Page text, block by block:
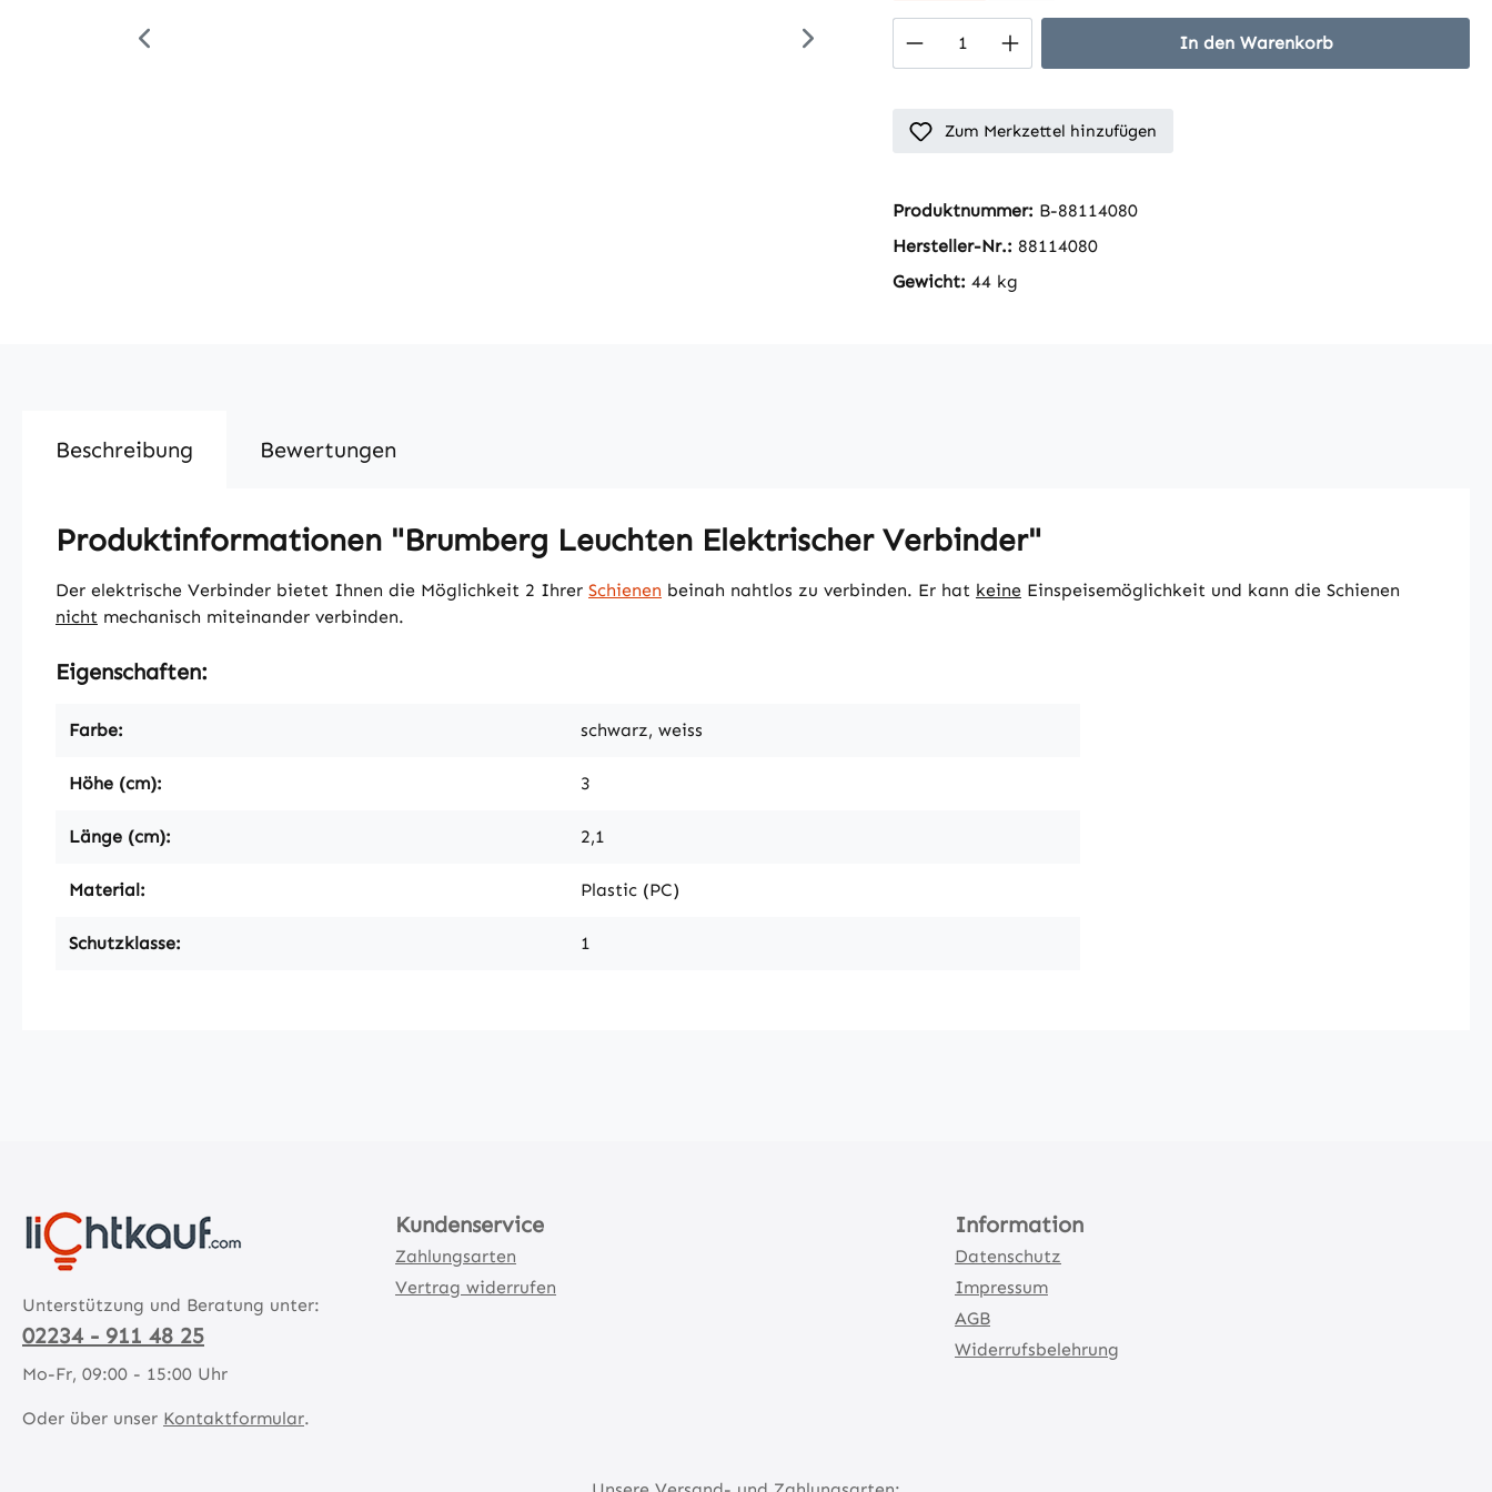
Produkt Anzahl: Gib den gewünschten Wert
In den Warenkorb
Zum Merkzettel hinzufügen
Produktnummer: B-88114080
Hersteller-Nr.: 88114080
Gewicht: 44 kg
Beschreibung Bewertungen
Produktinformationen "Brumberg Leuchten Elektrischer Verbinder"
Der elektrische Verbinder bietet Ihnen die Möglichkeit 2 Ihrer Schienen beinah nahtlos zu verbinden. Er hat keine Einspeisemöglichkeit und kann die Schienen
nicht mechanisch miteinander verbinden.
Eigenschaften:
Farbe: schwarz, weiss
Höhe (cm): 3
Länge (cm): 2,1
Material: Plastic (PC)
Schutzklasse: 1
Unterstützung und Beratung unter:
02234 - 911 48 25
Mo-Fr, 09:00 - 15:00 Uhr
Oder über unser Kontaktformular.
Kundenservice
Zahlungsarten
Vertrag widerrufen
Information
Datenschutz
Impressum
AGB
Widerrufsbelehrung